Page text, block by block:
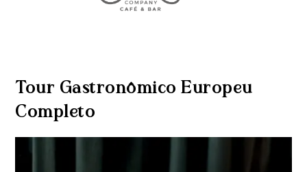
Tour Gastronômico Europeu
Completo